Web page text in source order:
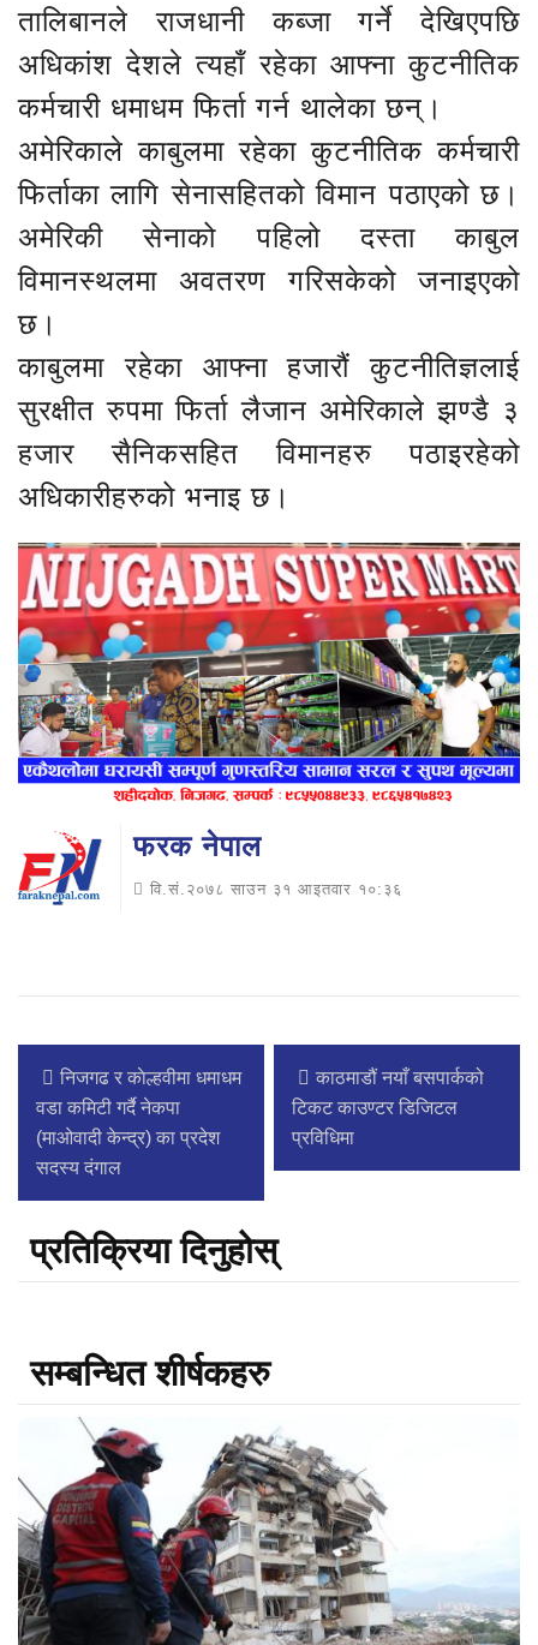
तालिबानले राजधानी कब्जा गर्ने देखिएपछि
अधिकांश देशले त्यहाँ रहेका आफ्ना कुटनीतिक
कर्मचारी धमाधम फिर्ता गर्न थालेका छन्।
अमेरिकाले काबुलमा रहेका कुटनीतिक कर्मचारी
फिर्ताका लागि सेनासहितको विमान पठाएको छ।
अमेरिकी सेनाको पहिलो दस्ता काबुल
विमानस्थलमा अवतरण गरिसकेको जनाइएको
छ।
काबुलमा रहेका आफ्ना हजारौं कुटनीतिज्ञलाई
सुरक्षीत रुपमा फिर्ता लैजान अमेरिकाले झण्डै ३
हजार सैनिकसहित विमानहरु पठाइरहेको
अधिकारीहरुको भनाइ छ।
फरक नेपाल
वि.सं.२०७८ साउन ३१ आइतवार १०:३६
निजगढ र काेल्हवीमा धमाधम
वडा कमिटी गर्दै नेकपा
(माओवादी केन्द्र) का प्रदेश
सदस्य दंगाल
काठमाडौं नयाँ बसपार्कको
टिकट काउण्टर डिजिटल
प्रविधिमा
प्रतिक्रिया दिनुहोस्
सम्बन्धित शीर्षकहरु